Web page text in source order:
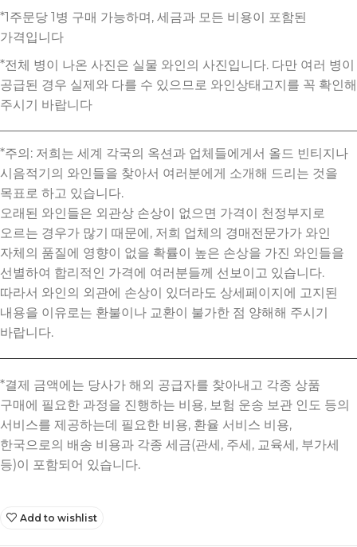
*주의: 저희는 세계 각국의 옥션과 업체들에게서 올드 빈티지나
시음적기의 와인들을 찾아서 여러분에게 소개해 드리는 것을
목표로 하고 있습니다.
오래된 와인들은 외관상 손상이 없으면 가격이 천정부지로
오르는 경우가 많기 때문에, 저희 업체의 경매전문가가 와인
자체의 품질에 영향이 없을 확률이 높은 손상을 가진 와인들을
선별하여 합리적인 가격에 여러분들께 선보이고 있습니다.
따라서 와인의 외관에 손상이 있더라도 상세페이지에 고지된
내용을 이유로는 환불이나 교환이 불가한 점 양해해 주시기
바랍니다.
Add to wishlist